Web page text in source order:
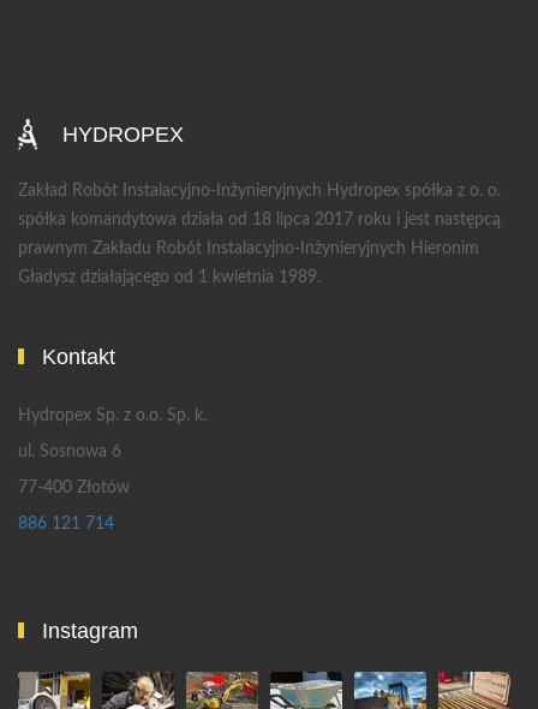
HYDROPEX
Zakład Robót Instalacyjno-Inżynieryjnych Hydropex spółka z o. o.
spółka komandytowa działa od 18 lipca 2017 roku i jest następcą
prawnym Zakładu Robót Instalacyjno-Inżynieryjnych Hieronim
Gładysz działającego od 1 kwietnia 1989.
Kontakt
Hydropex Sp. z o.o. Sp. k.
ul. Sosnowa 6
77-400 Złotów
886 121 714
Instagram